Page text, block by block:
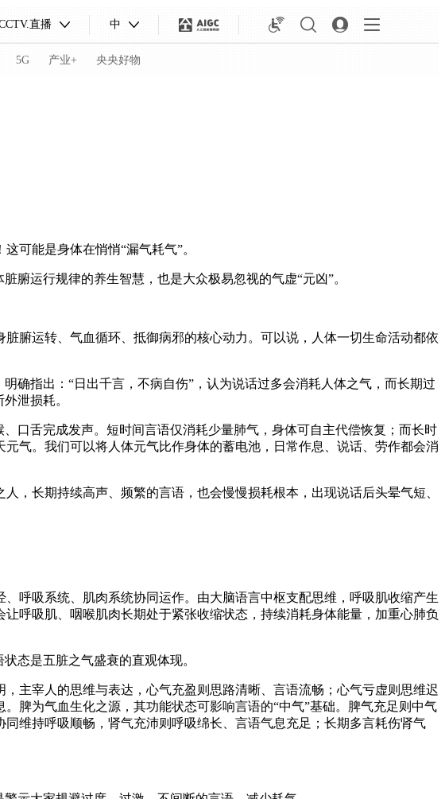
直播 中
5G 产业+ 央央好物
乐龄 阅读 艺术 汽车 数智 5G 产业+
略 海洋
可能是身体在悄悄“漏气耗气”。
腑运行规律的养生智慧，也是大众极易忽视的气虚“元凶”。
腑运转、气血循环、抵御病邪的核心动力。可以说，人体一切生命活动都依
确指出：“日出千言，不病自伤”，认为说话过多会消耗人体之气，而长期过
泄损耗。
口舌完成发声。短时间言语仅消耗少量肺气，身体可自主代偿恢复；而长时
气。我们可以将人体元气比作身体的蓄电池，日常作息、说话、劳作都会消
，长期持续高声、频繁的言语，也会慢慢损耗根本，出现说话后头晕气短、
呼吸系统、肌肉系统协同运作。由大脑语言中枢支配思维，呼吸肌收缩产生
呼吸肌、咽喉肌肉长期处于紧张收缩状态，持续消耗身体能量，加重心肺负
态是五脏之气盛衰的直观体现。
主宰人的思维与表达，心气充盈则思路清晰、言语流畅；心气亏虚则思维迟
脾为气血生化之源，其功能状态可影响言语的“中气”基础。脾气充足则中气
维持呼吸顺畅，肾气充沛则呼吸绵长、言语气息充足；长期多言耗伤肾气